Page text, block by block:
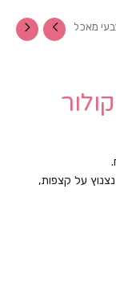
מאכל
על קצפות,